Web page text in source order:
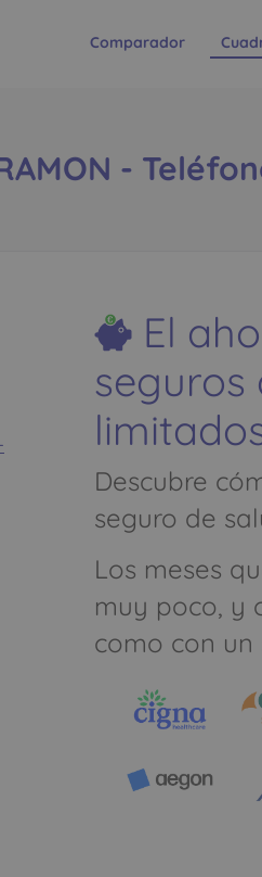
Comparador
-
El
seguros
Descubre
seguro de
Los meses
muy poco, y
como con